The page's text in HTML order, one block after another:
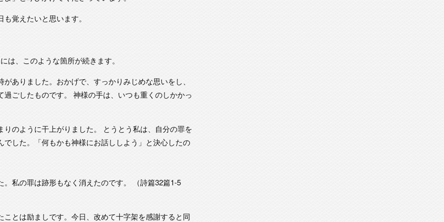
覚えたいと思います。
は、このような箇所が続きます。
ありました。おかげで、すっかりみじめな思いをし、
ごしたものです。 神様の手は、いつも重くのしかかっ
のように干上がりました。 とうとう私は、自分の罪を
した。「何もかも神様にお話ししよう」と決心したの
私の罪は跡形もなく消えたのです。 （詩篇32篇1-5
とは励ましです。今日、改めて十字架を感謝すると同